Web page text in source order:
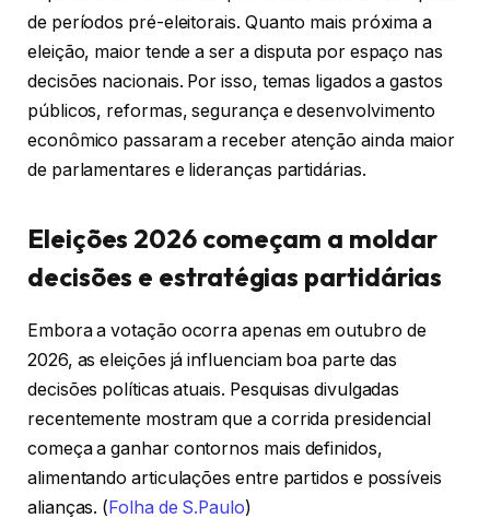
de períodos pré-eleitorais. Quanto mais próxima a
eleição, maior tende a ser a disputa por espaço nas
decisões nacionais. Por isso, temas ligados a gastos
públicos, reformas, segurança e desenvolvimento
econômico passaram a receber atenção ainda maior
de parlamentares e lideranças partidárias.
Eleições 2026 começam a moldar
decisões e estratégias partidárias
Embora a votação ocorra apenas em outubro de
2026, as eleições já influenciam boa parte das
decisões políticas atuais. Pesquisas divulgadas
recentemente mostram que a corrida presidencial
começa a ganhar contornos mais definidos,
alimentando articulações entre partidos e possíveis
alianças. ( Folha de S.Paulo)